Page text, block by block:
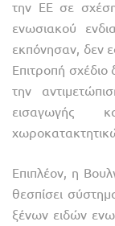
την ΕΕ σε
ενωσιακού
εκπόνησαν, δεν
Επιτροπή
την
εισαγωγής
Επιπλέον, η
θεσπίσει
ξένων ειδών